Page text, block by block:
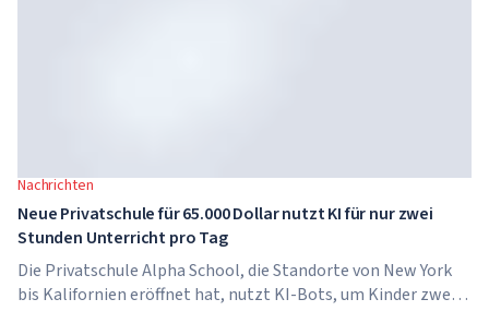
Nachrichten
Neue Privatschule für 65.000 Dollar nutzt KI für nur zwei
Stunden Unterricht pro Tag
Die Privatschule Alpha School, die Standorte von New York
bis Kalifornien eröffnet hat, nutzt KI-Bots, um Kinder zwei